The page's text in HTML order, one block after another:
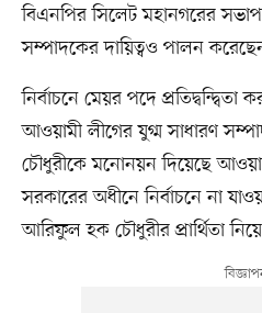
বিএনপির সিলেট মহানগরের
সম্পাদকের দায়িত্বও পালন
নির্বাচনে মেয়র পদে
আওয়ামী লীগের যুগ্ম সাধারণ
চৌধুরীকে মনোনয়ন দিয়েছে
সরকারের অধীনে নির্বাচনে না
আরিফুল হক চৌধুরীর প্রার্থিতা